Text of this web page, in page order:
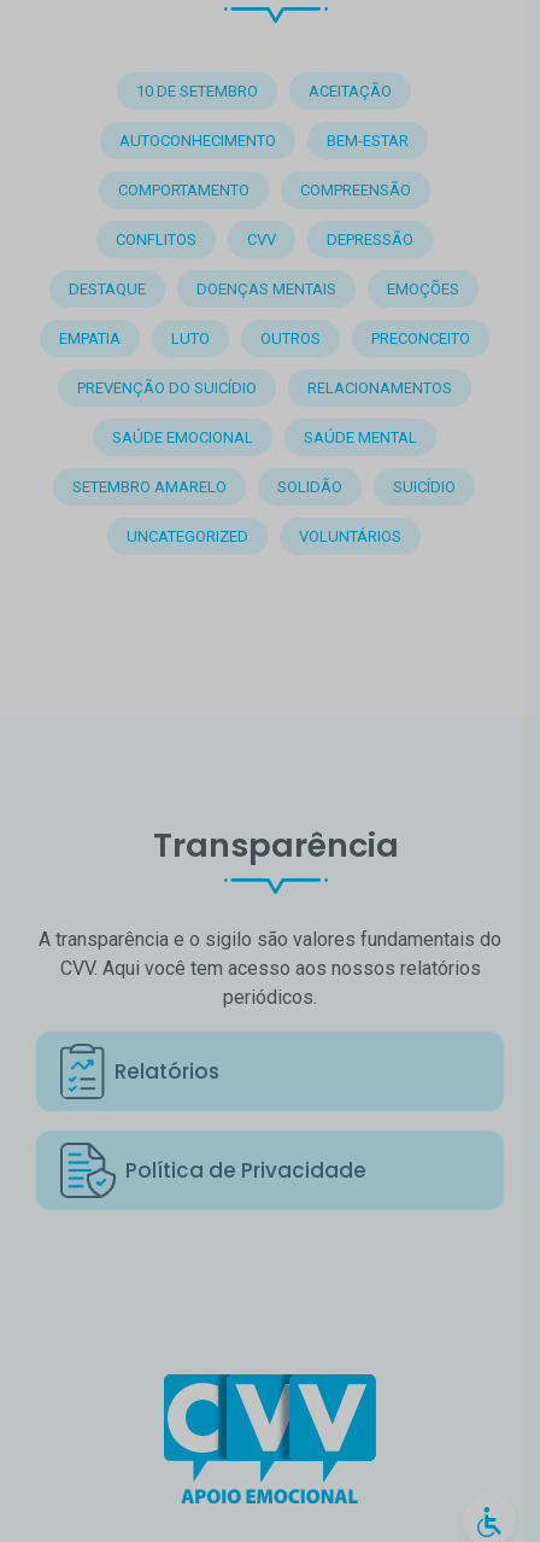
10 DE SETEMBRO ACEITAÇÃO
AUTOCONHECIMENTO BEM-ESTAR
COMPORTAMENTO COMPREENSÃO
CONFLITOS CVV DEPRESSÃO
DESTAQUE DOENÇAS MENTAIS EMOÇÕES
EMPATIA LUTO OUTROS PRECONCEITO
PREVENÇÃO DO SUICÍDIO RELACIONAMENTOS
SAÚDE EMOCIONAL SAÚDE MENTAL
SETEMBRO AMARELO SOLIDÃO SUICÍDIO
UNCATEGORIZED VOLUNTÁRIOS
Transparência
A transparência e o sigilo são valores fundamentais do
CVV. Aqui você tem acesso aos nossos relatórios
periódicos.
Relatórios
Política de Privacidade